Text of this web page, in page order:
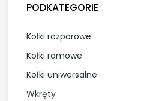
PODKATEGORIE
Kołki rozporowe
Kołki ramowe
Kołki uniwersalne
Wkręty